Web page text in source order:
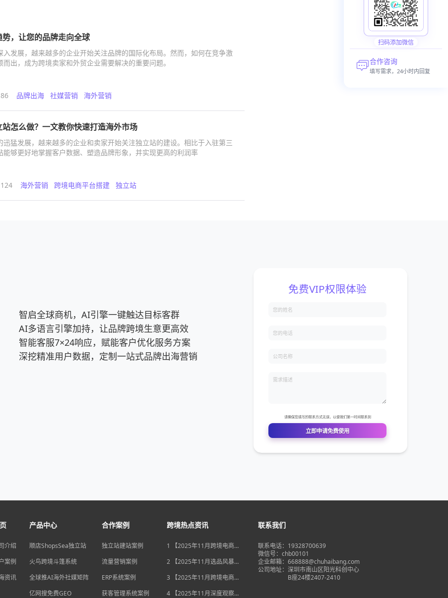
，让您的品牌走向全球
入发展，越来越多的企业开始关注品牌的国际化布局。然而，如何在竞争激
而出，成为跨境卖家和外贸企业需要解决的重要问题。
86 品牌出海 社媒营销 海外营销
怎么做？一文教你快速打造海外市场
迅猛发展，越来越多的企业和卖家开始关注独立站的建设。相比于入驻第三
能够更好地掌握客户数据、塑造品牌形象，并实现更高的利润率
124 海外营销 跨境电商平台搭建 独立站
智启全球商机，AI引擎一键触达目标客群
AI多语言引擎加持，让品牌跨境生意更高效
智能客服7×24响应，赋能客户优化服务方案
深挖精准用户数据，定制一站式品牌出海营销
介绍
案例
资讯
产品中心
顺店ShopsSea独立站
火鸟跨境斗篷系统
全球推AI海外社媒矩阵
亿网搜免费GEO
合作案例
独立站建站案例
流量营销案例
ERP系统案例
获客管理系统案例
跨境热点资讯
1 【2025年11月跨境电商大
独立站流量自主权如何突
2 【2025年11月选品风暴】
后，跨境电商如何抢占数字
3 【2025年11月跨境电商新
宽，独立站卖家如何借势突
4 【2025年11月深度观察】
联系我们
联系电话：19328700639
微信号：chb00101
企业邮箱：668888@chuhaibang.com
公司地址： 深圳市南山区阳光科创中心
B座24楼2407-2410
扫码添加微信
合作咨询
填写需求，24小时内回复